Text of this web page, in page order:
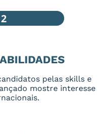
pelas skills e
mostre interesse